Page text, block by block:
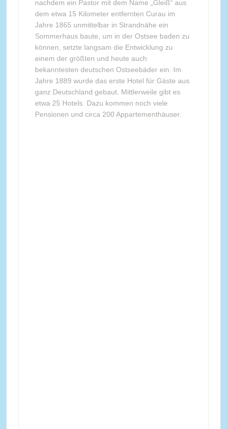
nachdem ein Pastor mit dem Name „Gleiß“ aus
dem etwa 15 Kilometer entfernten Curau im
Jahre 1865 unmittelbar in Strandnähe ein
Sommerhaus baute, um in der Ostsee baden zu
können, setzte langsam die Entwicklung zu
einem der größten und heute auch
bekanntesten deutschen Ostseebäder ein. Im
Jahre 1889 wurde das erste Hotel für Gäste aus
ganz Deutschland gebaut. Mittlerweile gibt es
etwa 25 Hotels. Dazu kommen noch viele
Pensionen und circa 200 Appartementhäuser.